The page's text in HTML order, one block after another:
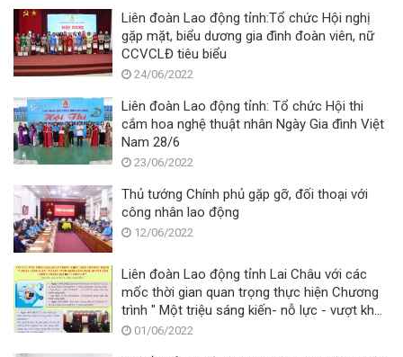
Liên đoàn Lao động tỉnh:Tổ chức Hội nghị
gặp mặt, biểu dương gia đình đoàn viên, nữ
CCVCLĐ tiêu biểu
24/06/2022
Liên đoàn Lao động tỉnh: Tổ chức Hội thi
cắm hoa nghệ thuật nhân Ngày Gia đình Việt
Nam 28/6
23/06/2022
Thủ tướng Chính phủ gặp gỡ, đối thoại với
công nhân lao động
12/06/2022
Liên đoàn Lao động tỉnh Lai Châu với các
mốc thời gian quan trọng thực hiện Chương
trình " Một triệu sáng kiến- nỗ lực - vượt khó
- sáng tạo, quyết tâm chiến thắng đại dịch
01/06/2022